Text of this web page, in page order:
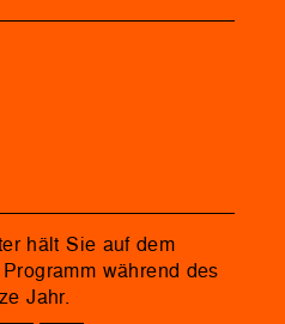
hält Sie auf dem
während des
Jahr.